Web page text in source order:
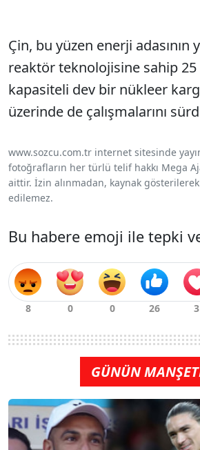
Çin, bu yüzen enerji adasının
reaktör teknolojisine sahip
kapasiteli dev bir nükleer
üzerinde de çalışmalarını
www.sozcu.com.tr internet sitesinde
fotoğrafların her türlü telif hakkı Mega
aittir. İzin alınmadan, kaynak
edilemez.
Bu habere emoji ile tepki
GÜNÜN